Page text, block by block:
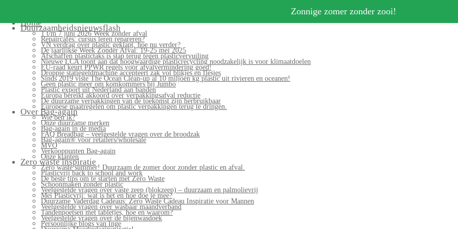
Home
Duurzaamheidsnieuwsflash
1 t/m 7 juni 2026 Week zonder afval
Repaircafés: cursus leren repareren?
VN verdrag over plastic geklapt, hoe nu verder?
De jaarlijkse Week Zonder Afval: 19-25 mei 2025
Afschaffen plastictaks is stap terug tegen plasticvervuiling
Nieuwe LCA toont aan dat hoogwaardige plasticrecycling noodzakelijk is voor klimaatdoelen
EU-raad keurt PPWR regels voor afvalvermindering goed!
Droppie statiegeldmachine accepteert zak vol blikjes en flesjes
Sinds 2019 viste The Ocean Clean-up al 10 miljoen kg plastic uit rivieren en oceanen!
Geen plastic meer om komkommers bij Jumbo
Plastic export uit Nederland aan banden
Europa bereikt akkoord over verpakkingsafval reductie
De duurzame verpakkingen van de toekomst zijn herbruikbaar
Europese maatregelen om plastic verpakkingen terug te dringen.
Over Bag-again
Wie ben ik?
Onze duurzame merken
Bag-again in de media
FAQ Breadbag – veelgestelde vragen over de broodzak
Bag-again® voor retailers/wholesale
MVO
Verkooppunten Bag-again
Onze klanten
Zero waste inspiratie
Zero waste summer! Duurzaam de zomer door zonder plastic en afval.
Plasticvrij back to school and work
De beste tips om te starten met Zero Waste
Schoonmaken zonder plastic
Veelgestelde vragen over vaste zeep (blokzeep) – duurzaam en palmolievrij
Mei Plasticvrij: wat is het en hoe doe je mee?
Duurzame Vaderdag Cadeaus: Zero Waste Cadeau Inspiratie voor Mannen
Veelgestelde vragen over wasbaar maandverband
Tandenpoetsen met tabletjes, hoe en waarom?
Veelgestelde vragen over de bijenwasdoek
Persoonlijke blogs van Inge
Zonnige zomer zonder zooi!